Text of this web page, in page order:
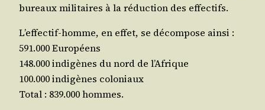
bureaux mili­taires à la réduc­tion des effectifs.
L’effectif-homme, en effet, se décom­pose ainsi :
591.000 Européens
148.000 indi­gènes du nord de l’Afrique
100.000 indi­gènes coloniaux
Total : 839.000 hommes.